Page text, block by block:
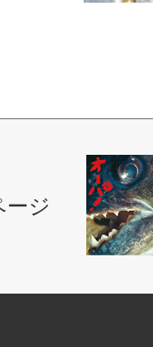
ージ